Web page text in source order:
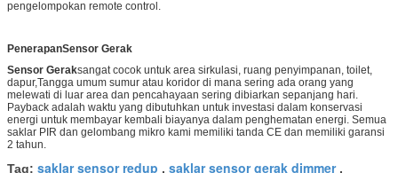
pengelompokan remote control.
PenerapanSensor Gerak
Sensor Geraksangat cocok untuk area sirkulasi, ruang penyimpanan, toilet,
dapur,Tangga umum sumur atau koridor di mana sering ada orang yang
melewati di luar area dan pencahayaan sering dibiarkan sepanjang hari.
Payback adalah waktu yang dibutuhkan untuk investasi dalam konservasi
energi untuk membayar kembali biayanya dalam penghematan energi. Semua
saklar PIR dan gelombang mikro kami memiliki tanda CE dan memiliki garansi
2 tahun.
Tag: saklar sensor redup , saklar sensor gerak dimmer,